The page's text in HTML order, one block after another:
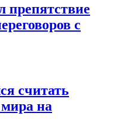
с
считать
на